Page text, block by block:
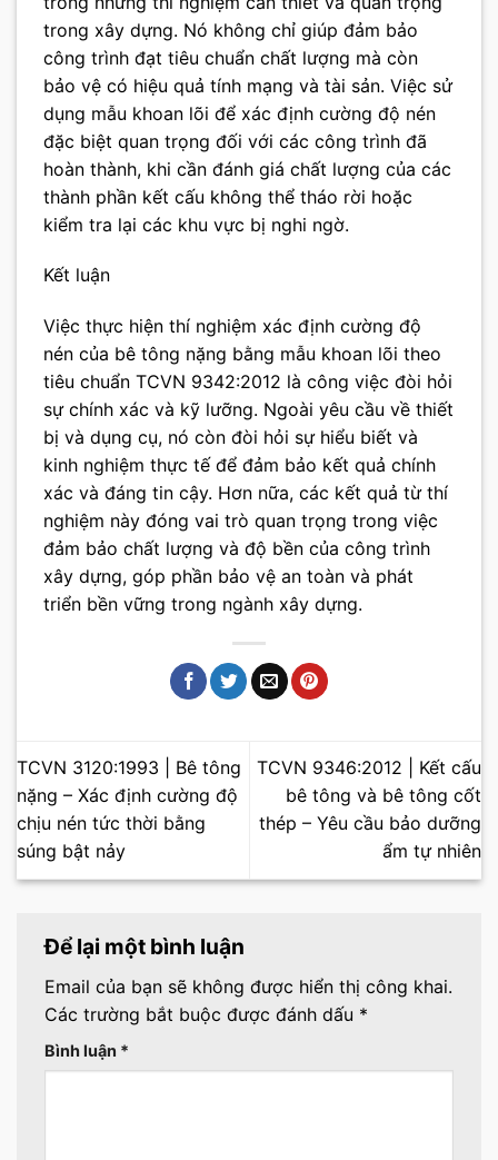
trong xây dựng. Nó không chỉ giúp đảm bảo
công trình đạt tiêu chuẩn chất lượng mà còn
bảo vệ có hiệu quả tính mạng và tài sản. Việc sử
dụng mẫu khoan lõi để xác định cường độ nén
đặc biệt quan trọng đối với các công trình đã
hoàn thành, khi cần đánh giá chất lượng của các
thành phần kết cấu không thể tháo rời hoặc
kiểm tra lại các khu vực bị nghi ngờ.
Kết luận
Việc thực hiện thí nghiệm xác định cường độ
nén của bê tông nặng bằng mẫu khoan lõi theo
tiêu chuẩn TCVN 9342:2012 là công việc đòi hỏi
sự chính xác và kỹ lưỡng. Ngoài yêu cầu về thiết
bị và dụng cụ, nó còn đòi hỏi sự hiểu biết và
kinh nghiệm thực tế để đảm bảo kết quả chính
xác và đáng tin cậy. Hơn nữa, các kết quả từ thí
nghiệm này đóng vai trò quan trọng trong việc
đảm bảo chất lượng và độ bền của công trình
xây dựng, góp phần bảo vệ an toàn và phát
triển bền vững trong ngành xây dựng.
TCVN 3120:1993 | Bê tông
nặng – Xác định cường độ
chịu nén tức thời bằng
súng bật nảy
TCVN 9346:2012 | Kết cấu
bê tông và bê tông cốt
thép – Yêu cầu bảo dưỡng
ẩm tự nhiên
Để lại một bình luận
Email của bạn sẽ không được hiển thị công khai.
Các trường bắt buộc được đánh dấu *
Bình luận *